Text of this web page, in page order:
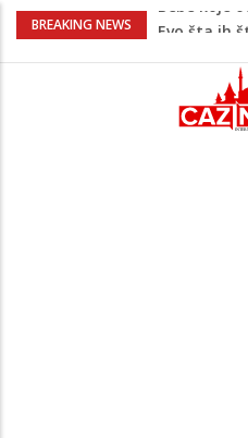
BREAKING NEWS
Krenuo u
Juventus
razočarao
Užas: